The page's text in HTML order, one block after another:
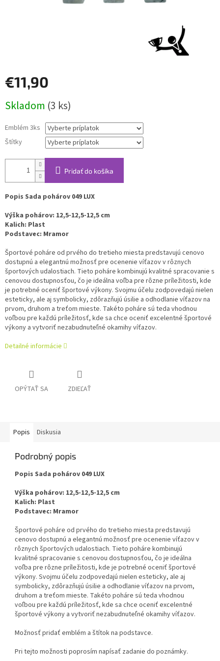
€11,90
cena:
Skladom (3 ks)
Emblém 3ks
Štítky
Pridať do košíka
Popis Sada pohárov 049 LUX
Výška pohárov: 12,5-12,5-12,5 cm
Kalich: Plast
Podstavec: Mramor
Športové poháre od prvého do tretieho miesta predstavujú cenovo
dostupnú a elegantnú možnosť pre ocenenie víťazov v rôznych
športových udalostiach. Tieto poháre kombinujú kvalitné spracovanie s
cenovou dostupnosťou, čo je ideálna voľba pre rôzne príležitosti, kde
je potrebné oceniť športové výkony. Svojmu účelu zodpovedajú nielen
esteticky, ale aj symbolicky, zdôrazňujú úsilie a odhodlanie víťazov na
prvom, druhom a treťom mieste. Takéto poháre sú teda vhodnou
voľbou pre každú príležitosť, kde sa chce oceniť excelentné športové
výkony a vytvoriť nezabudnuteľné okamihy víťazov.
Detailné informácie
OPÝTAŤ SA ZDIEĽAŤ
Popis Diskusia
Podrobný popis
Popis Sada pohárov 049 LUX
Výška pohárov: 12,5-12,5-12,5 cm
Kalich: Plast
Podstavec: Mramor
Športové poháre od prvého do tretieho miesta predstavujú
cenovo dostupnú a elegantnú možnosť pre ocenenie víťazov v
rôznych športových udalostiach. Tieto poháre kombinujú
kvalitné spracovanie s cenovou dostupnosťou, čo je ideálna
voľba pre rôzne príležitosti, kde je potrebné oceniť športové
výkony. Svojmu účelu zodpovedajú nielen esteticky, ale aj
symbolicky, zdôrazňujú úsilie a odhodlanie víťazov na prvom,
druhom a treťom mieste. Takéto poháre sú teda vhodnou
voľbou pre každú príležitosť, kde sa chce oceniť excelentné
športové výkony a vytvoriť nezabudnuteľné okamihy víťazov.
Možnosť pridať emblém a štítok na podstavce.
Pri tejto možnosti poprosím napísať zadanie do poznámky.